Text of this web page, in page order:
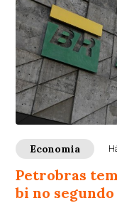
Economia
Petrobras
bi no